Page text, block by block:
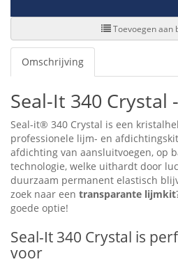
Omschrijving
Seal-It 340 Crystal
Seal-it® 340 Crystal is een
professionele lijm- en
afdichting van aansluitvoegen, op
technologie, welke uithardt door
duurzaam permanent elastisch
zoek naar een transparante lijmkit
goede optie!
Seal-It 340 Crystal is
voor